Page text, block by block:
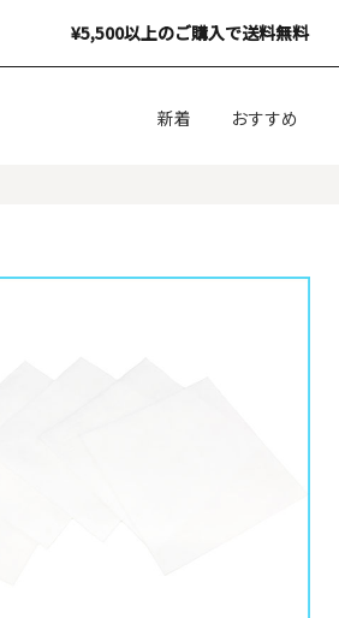
¥5,500以上のご購入で送料無料
新着 おすすめ